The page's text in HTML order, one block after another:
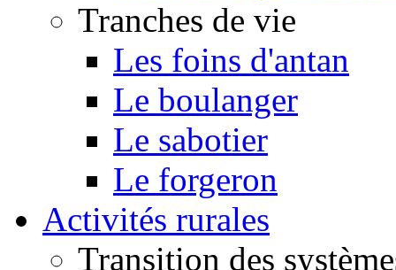
Tranches de vie
Les foins d'antan
Le boulanger
Le sabotier
Le forgeron
Activités rurales
Transition des